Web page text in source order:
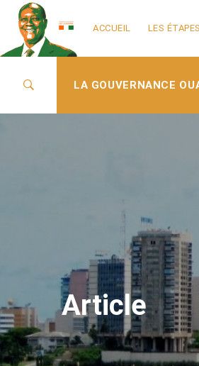
ACCUEIL LES
LA GOUVERNANCE
Article